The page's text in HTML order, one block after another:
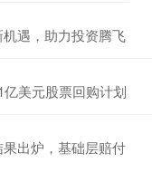
遇，助力投资腾飞
美元股票回购计划
出炉，基础层赔付